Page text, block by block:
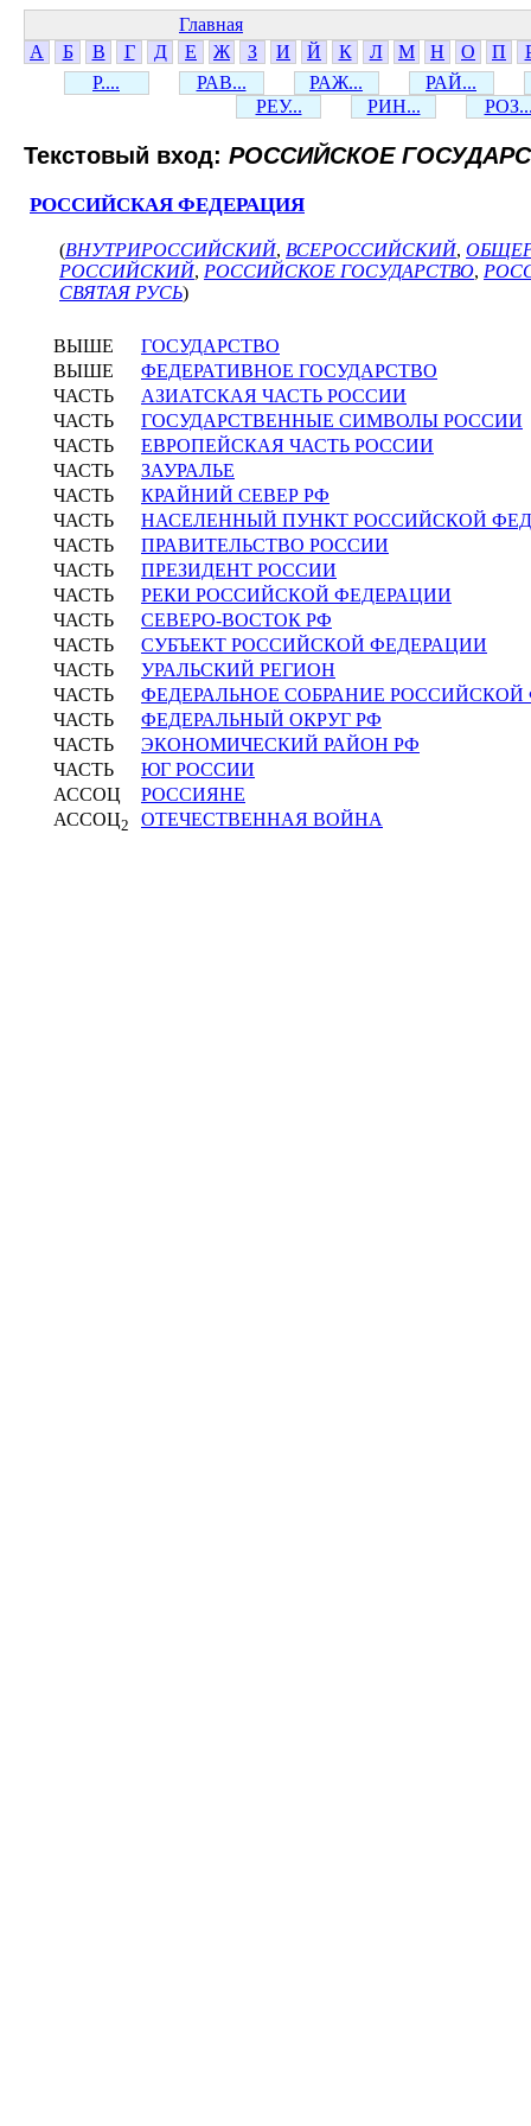
Главная
А
Б В Г Д Е Ж З И Й К Л М Н О П
Р....
РАВ... РАЖ...
РАЙ...
РЕУ...
РИН...
Текстовый вход: РОССИЙСКОЕ
РОССИЙСКАЯ ФЕДЕРАЦИЯ
(ВНУТРИРОССИЙСКИЙ, ВСЕРОССИЙСКИЙ,
РОССИЙСКИЙ, РОССИЙСКОЕ ГОСУДАРСТВО,
СВЯТАЯ РУСЬ)
ВЫШЕ
ГОСУДАРСТВО
ВЫШЕ
ФЕДЕРАТИВНОЕ ГОСУДАРСТВО
ЧАСТЬ
АЗИАТСКАЯ ЧАСТЬ РОССИИ
ЧАСТЬ
ГОСУДАРСТВЕННЫЕ СИМВОЛЫ РОССИИ
ЧАСТЬ
ЕВРОПЕЙСКАЯ ЧАСТЬ РОССИИ
ЧАСТЬ
ЗАУРАЛЬЕ
ЧАСТЬ
КРАЙНИЙ СЕВЕР РФ
ЧАСТЬ
НАСЕЛЕННЫЙ ПУНКТ РОССИЙСКОЙ
ЧАСТЬ
ПРАВИТЕЛЬСТВО РОССИИ
ЧАСТЬ
ПРЕЗИДЕНТ РОССИИ
ЧАСТЬ
РЕКИ РОССИЙСКОЙ ФЕДЕРАЦИИ
ЧАСТЬ
СЕВЕРО-ВОСТОК РФ
ЧАСТЬ
СУБЪЕКТ РОССИЙСКОЙ ФЕДЕРАЦИИ
ЧАСТЬ
УРАЛЬСКИЙ РЕГИОН
ЧАСТЬ
ФЕДЕРАЛЬНОЕ СОБРАНИЕ РОССИЙСКОЙ
ЧАСТЬ
ФЕДЕРАЛЬНЫЙ ОКРУГ РФ
ЧАСТЬ
ЭКОНОМИЧЕСКИЙ РАЙОН РФ
ЧАСТЬ
ЮГ РОССИИ
АССОЦ
РОССИЯНЕ
АССОЦ2 ОТЕЧЕСТВЕННАЯ ВОЙНА